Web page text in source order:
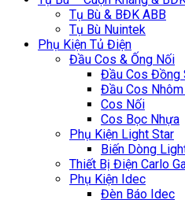
Tụ Bù & BĐK ABB
Tụ Bù Nuintek
Phụ Kiện Tủ Điện
Đầu Cos & Ống Nối
Đầu Cos Đồng
Đầu Cos
Cos Nối
Cos Bọc Nhựa
Phụ Kiện Light Star
Biến Dòng
Thiết Bị Điện Carlo
Phụ Kiện Idec
Đèn Báo Idec